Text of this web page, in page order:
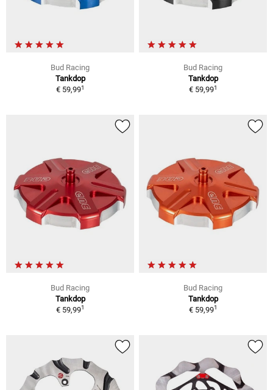
Bud Racing
Tankdop
€ 59,991
Bud Racing
Tankdop
€ 59,991
Bud Racing
Tankdop
€ 59,991
Bud Racing
Tankdop
€ 59,991